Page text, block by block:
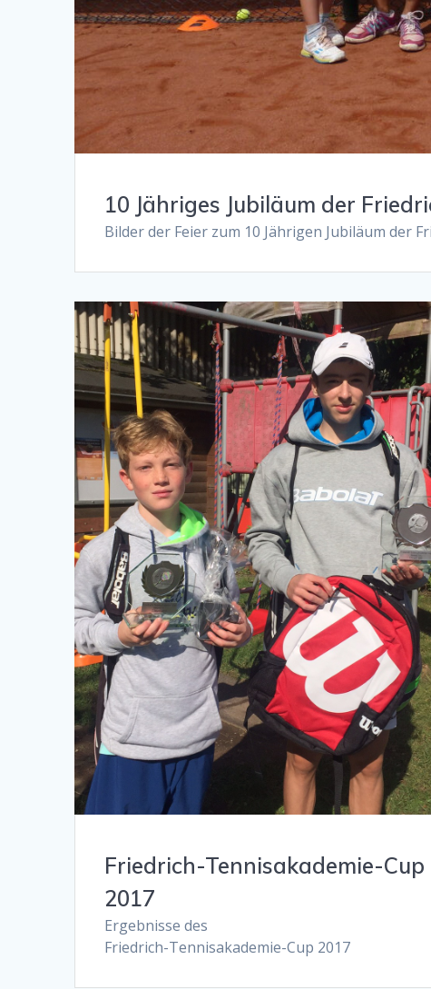
10 Jähriges Jubiläum der
Bilder der Feier zum 10 Jährigen Jubiläum der
Friedrich-Tennisakademie-Cup
2017
Ergebnisse des
Friedrich-Tennisakademie-Cup 2017